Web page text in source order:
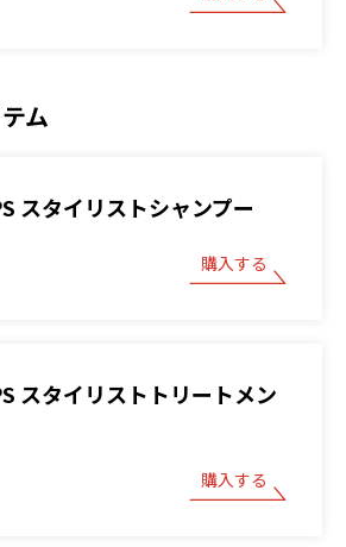
ム
スタイリストシャンプー
購入する
スタイリストトリートメン
購入する